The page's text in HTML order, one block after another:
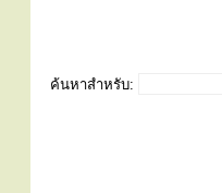
ค้นหาสำหรับ: